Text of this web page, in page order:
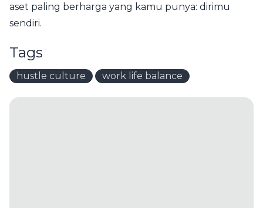
aset paling berharga yang kamu punya: dirimu
sendiri.
Tags
hustle culture work life balance